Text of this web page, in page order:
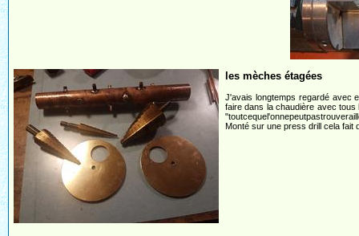
les mèches étagées
J'avais longtemps regardé avec
faire dans la chaudière avec
Monté sur une press drill cela fait